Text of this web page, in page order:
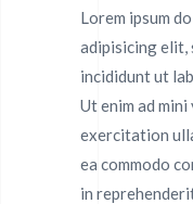
Lorem ipsum
adipisicing elit,
incididunt ut
Ut enim ad
exercitation
ea commodo
in